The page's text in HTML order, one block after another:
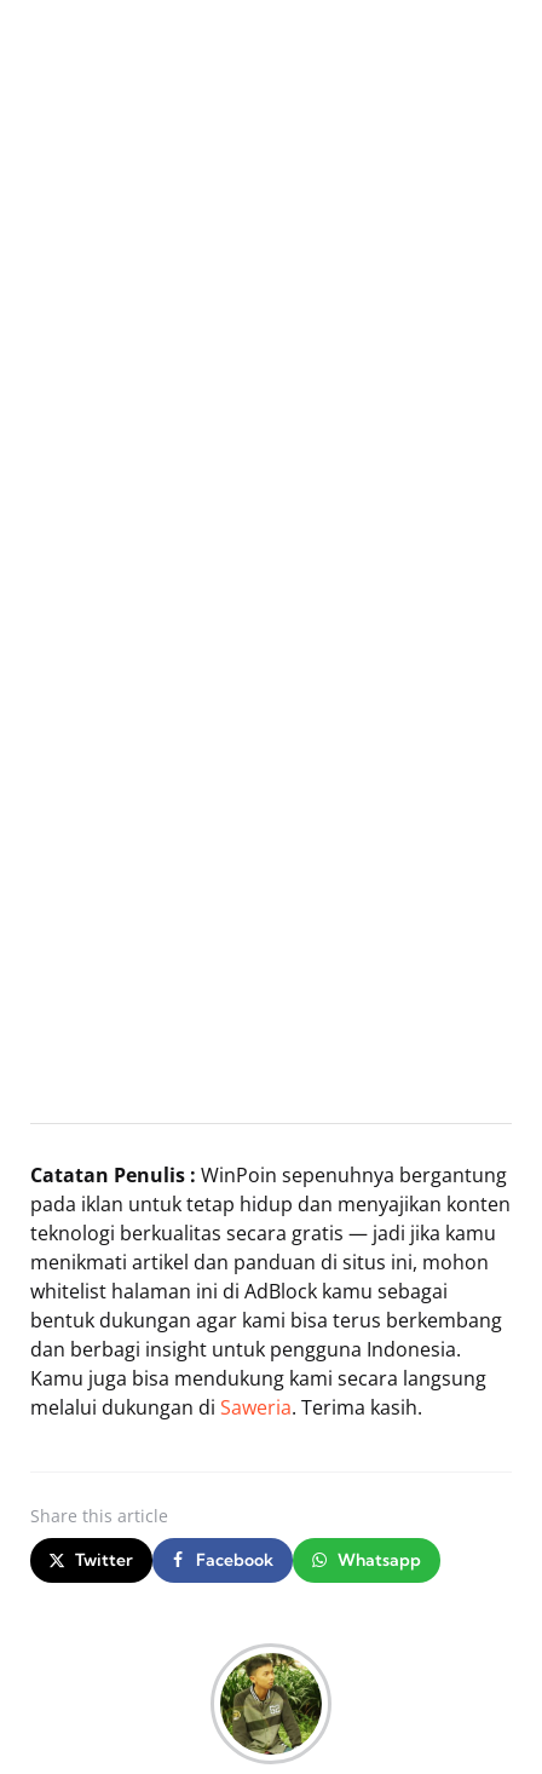
Catatan Penulis : WinPoin sepenuhnya bergantung
pada iklan untuk tetap hidup dan menyajikan konten
teknologi berkualitas secara gratis — jadi jika kamu
menikmati artikel dan panduan di situs ini, mohon
whitelist halaman ini di AdBlock kamu sebagai
bentuk dukungan agar kami bisa terus berkembang
dan berbagi insight untuk pengguna Indonesia.
Kamu juga bisa mendukung kami secara langsung
melalui dukungan di Saweria. Terima kasih.
Share this article
Twitter Facebook Whatsapp